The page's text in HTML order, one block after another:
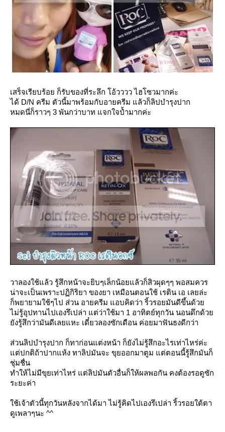
เสร็จเรียบร้อย ก็รับของที่ระลึก โอ้วววว ไฮโซวมากค่ะ
ได้ D/N ครีม ตัวนี้มาพร้อมกับอายครีม แล้วก็ลิปบำรุงปาก
หมดนี่ก็ราวๆ 3 พันกว่าบาท แจกใจป้ำมากค่ะ
วาลองใช้แล้ว รู้สึกหน้าจะยิบๆเล็กน้อยแล้วก็สิวผุดๆๆ พอสมควร
น่าจะเป็นเพราะปฏิกิริยา ของยา เหมือนตอนใช้ เรติน เอ เลยล่ะ
ก็พยายามใช้ๆไป ส่วน อายครีม แอบคิดว่า ริ้วรอยมันดีขึ้นด้ว
ไม่รู้อุปทานไปเองรึเปล่า แต่ว่าใช้มา 1 อาทิตย์ทุกวัน นอนดึกด้ว
ังรู้สึกว่ามันดีเลยแหะ เดี๋ยวลองซักเดือน ค่อยมาฟันธงดีกว่า
ส่วนลิปบำรุงปาก ก็ทาก่อนแต่งหน้า ก็ยังไม่รู้สึกอะไรเท่าไหร่ค่ะ
ต่ปกติถ้าปากแห้ง ทาลิปมันจะ ขุยออกมาตูม แต่ตอนนี้รู้สึกมันก็
ชุ่มชื่น
ทำให้ไม่มีขุยเท่าไหร่ แต่ลิปมันตัวอื่นก็ให้ผลพอกัน คงต้องรอดูซัก
ระยะค่า
ช้เจ้าตัวนี้ทุกวันหลังจากได้มา ไม่รู้คิดไปเองรึเปล่า ริ้วรอยใต้ตา
ดูเพลาๆนะ ^^